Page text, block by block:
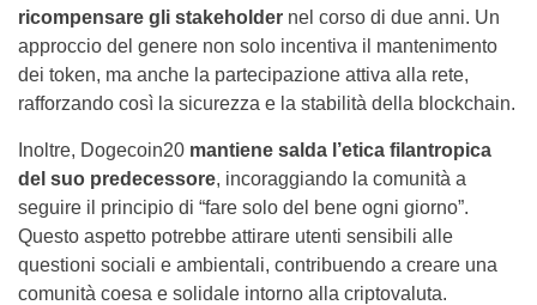
ricompensare gli stakeholder nel corso di due anni. Un
approccio del genere non solo incentiva il mantenimento
dei token, ma anche la partecipazione attiva alla rete,
rafforzando così la sicurezza e la stabilità della blockchain.
Inoltre, Dogecoin20 mantiene salda l’etica filantropica
del suo predecessore, incoraggiando la comunità a
seguire il principio di “fare solo del bene ogni giorno”.
Questo aspetto potrebbe attirare utenti sensibili alle
questioni sociali e ambientali, contribuendo a creare una
comunità coesa e solidale intorno alla criptovaluta.